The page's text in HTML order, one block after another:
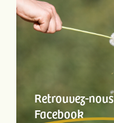
Retrouvez-
Facebook